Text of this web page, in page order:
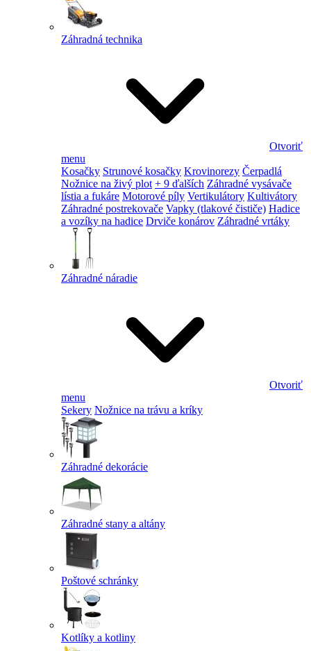
Záhradná technika
Otvoriť
menu
Kosačky Strunové kosačky Krovinorezy Čerpadlá
Nožnice na živý plot + 9 ďalších Záhradné vysávače
lístia a fukáre Motorové píly Vertikulátory Kultivátory
Záhradné postrekovače Vapky (tlakové čističe) Hadice
a vozíky na hadice Drviče konárov Záhradné vrtáky
Záhradné náradie
Otvoriť
menu
Sekery Nožnice na trávu a kríky
Záhradné dekorácie
Záhradné stany a altány
Poštové schránky
Kotlíky a kotliny